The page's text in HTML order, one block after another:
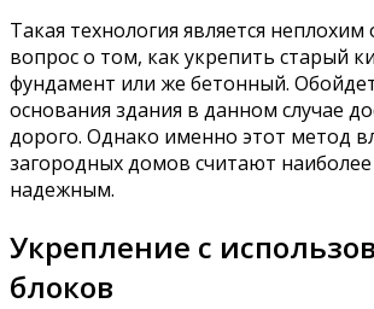
Такая технология является
вопрос о том, как укрепить старый
фундамент или же бетонный.
основания здания в данном случае
дорого. Однако именно этот метод
загородных домов считают
надежным.
Укрепление с
блоков